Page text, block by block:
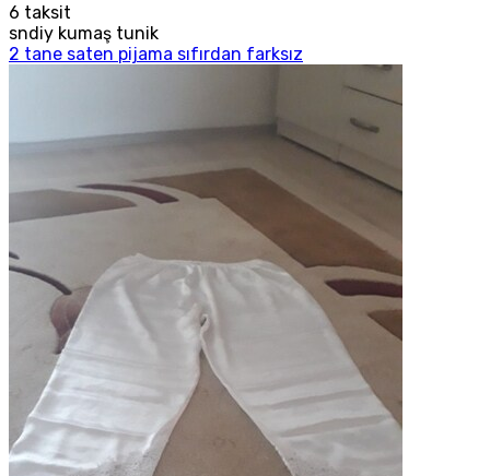
6 taksit
sndiy kumaş tunik
2 tane saten pijama sıfırdan farksız